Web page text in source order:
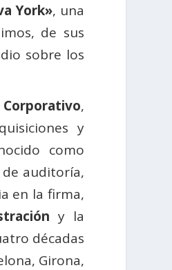
York», una
de sus
sobre los
Corporativo,
y
como
auditoría,
en la firma,
y la
décadas
Girona,